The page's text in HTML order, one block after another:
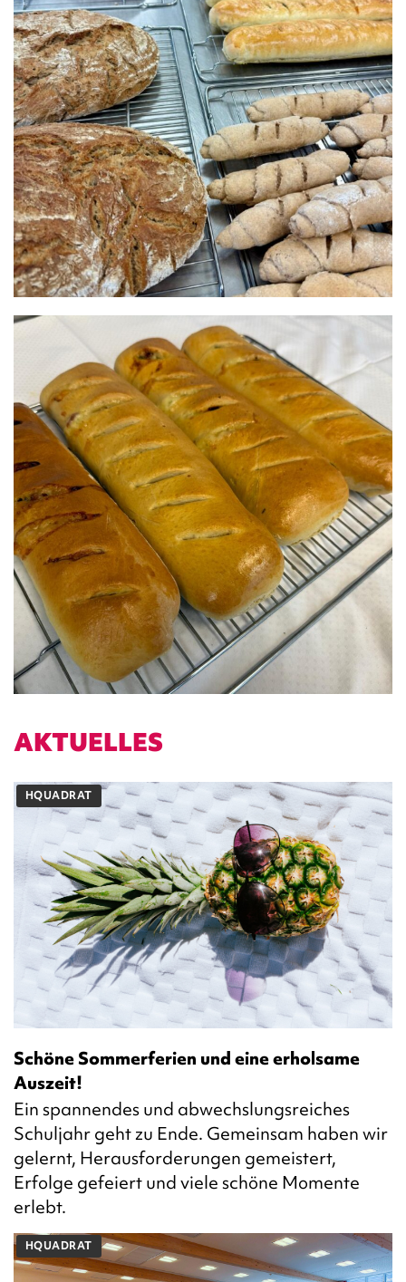
AKTUELLES
HQUADRAT
Schöne Sommerferien und eine erholsame
Auszeit!
Ein spannendes und abwechslungsreiches
Schuljahr geht zu Ende. Gemeinsam haben wir
gelernt, Herausforderungen gemeistert,
Erfolge gefeiert und viele schöne Momente
erlebt.
HQUADRAT